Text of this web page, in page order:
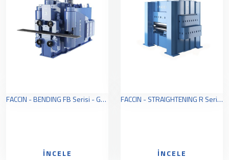
FACCIN - BENDING FB Serisi - Gemi Hollanda Profilleri Bükme Makinaları
İNCELE
FACCIN - STRAIGHTENING R Serisi - Plaka Doğrultma Makinaları
İNCELE